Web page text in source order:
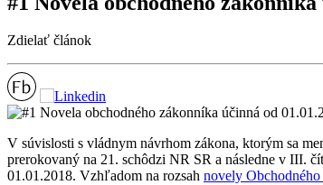
Zdielať článok
V súvislosti s vládnym návrhom zákona, ktorým sa
prerokovaný na 21. schôdzi NR SR a následne v III.
01.01.2018. Vzhľadom na rozsah novely